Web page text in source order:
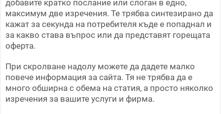
добавите кратко послание или слоган в едно,
максимум две изречения. Те трябва синтезирано да
кажат за секунда на потребителя къде е попаднал и
за какво става въпрос или да представят горещата
оферта.
При скролване надолу можете да дадете малко
повече информация за сайта. Тя не трябва да е
много обширна с обема на статия, а просто няколко
изречения за вашите услуги и фирма.